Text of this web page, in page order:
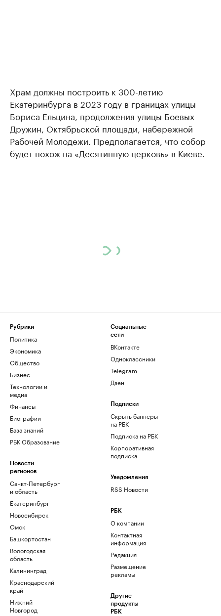
Храм должны построить к 300-летию
Екатеринбурга в 2023 году в границах улицы
Бориса Ельцина, продолжения улицы Боевых
Дружин, Октябрьской площади, набережной
Рабочей Молодежи. Предполагается, что собор
будет похож на «Десятинную церковь» в Киеве.
Рубрики
Политика
Экономика
Общество
Бизнес
Технологии и
медиа
Финансы
Биографии
База знаний
РБК Образование
Новости
регионов
Санкт-Петербург
и область
Екатеринбург
Новосибирск
Омск
Башкортостан
Вологодская
область
Калининград
Краснодарский
край
Нижний
Новгород
Социальные
сети
ВКонтакте
Одноклассники
Telegram
Дзен
Подписки
Скрыть баннеры
на РБК
Подписка на РБК
Корпоративная
подписка
Уведомления
RSS Новости
РБК
О компании
Контактная
информация
Редакция
Размещение
рекламы
Другие
продукты
РБК